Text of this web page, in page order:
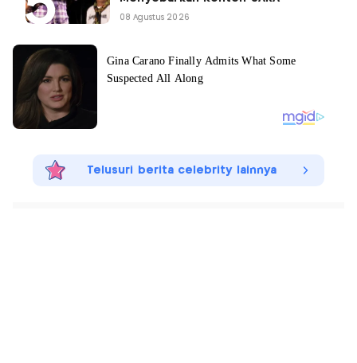
08 Agustus 2026
Telusuri berita celebrity lainnya